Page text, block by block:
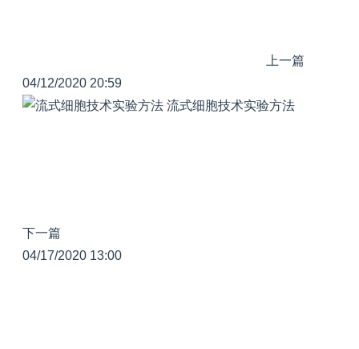
上一篇
04/12/2020 20:59
流式细胞技术实验方法
下一篇
04/17/2020 13:00